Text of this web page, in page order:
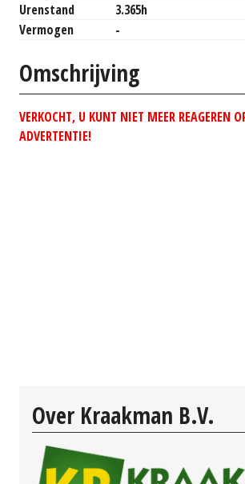
Urenstand
3.365h
Vermogen
-
Omschrijving
VERKOCHT, U KUNT NIET MEER REAGEREN
ADVERTENTIE!
Over Kraakman B.V.